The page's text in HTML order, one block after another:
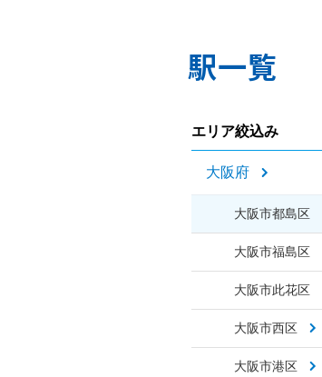
駅一覧
エリア絞込み
大阪府
大阪市都島区
大阪市福島区
大阪市此花区
大阪市西区
大阪市港区